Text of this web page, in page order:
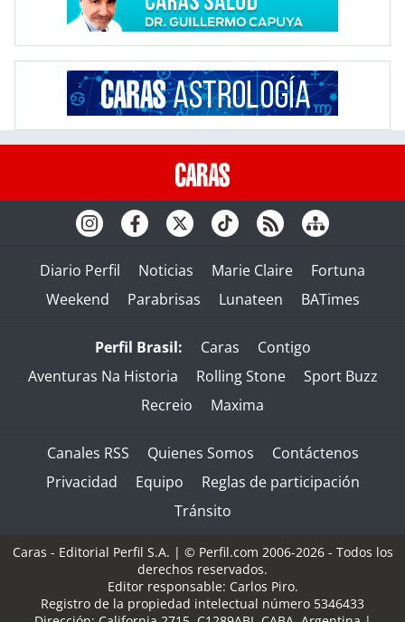
Diario Perfil Noticias Marie Claire
Fortuna
Weekend
Parabrisas Lunateen BATimes
Perfil Brasil: Caras
Contigo
Aventuras Na Historia
Rolling Stone
Sport Buzz
Recreio
Maxima
Canales RSS Quienes Somos
Contáctenos
Privacidad
Equipo
Reglas de participación
Tránsito
Caras - Editorial Perfil S.A. | © Perfil.com 2006-2026 - Todos los
derechos reservados.
Editor responsable: Carlos Piro.
Registro de la propiedad intelectual número 5346433